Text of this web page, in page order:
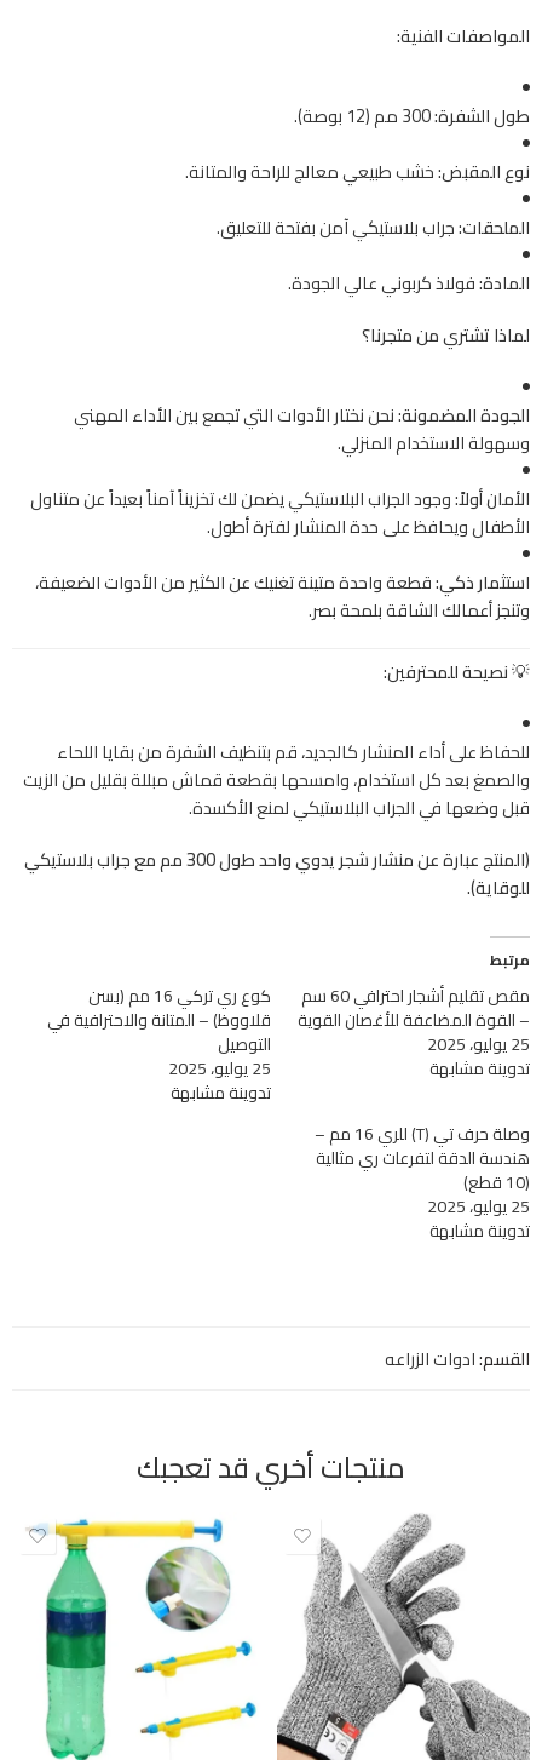
المواصفات الفنية:
طول الشفرة:
نوع المقبض:خشب طبيعي معالج للراحة والمتانة.
الملحقات:جراب بلاستيكي آمن بفتحة للتعليق.
المادة:فولاذ كربوني عالي الجودة.
لماذا تشتري من متجرنا؟
الجودة المضمونة:نحن نختار الأدوات التي تجمع بين الأداء المهني
وسهولة الاستخدام المنزلي.
الأمان أولاً:وجود الجراب البلاستيكي يضمن لك تخزيناً آمناً بعيداً عن متناول
الأطفال ويحافظ على حدة المنشار لفترة أطول.
استثمار ذكي:قطعة واحدة متينة تغنيك عن الكثير من الأدوات الضعيفة،
وتنجز أعمالك الشاقة بلمحة بصر.
💡 نصيحة للمحترفين:
للحفاظ على أداء المنشار كالجديد، قم بتنظيف الشفرة من بقايا اللحاء
والصمغ بعد كل استخدام، وامسحها بقطعة قماش مبللة بقليل من الزيت
قبل وضعها في الجراب البلاستيكي لمنع الأكسدة.
(المنتج عبارة عن منشار شجر يدوي واحد طول 300 مم مع جراب بلاستيكي
للوقاية).
مرتبط
مقص تقليم أشجار احترافي 60 سم
– القوة المضاعفة للأغصان القوية
25 يوليو، 2025
تدوينة مشابهة
كوع ري تركي 16 مم (بسن
قلاووظ) – المتانة والاحترافية في
التوصيل
25 يوليو، 2025
تدوينة مشابهة
وصلة حرف تي (T) للري 16 مم –
هندسة الدقة لتفرعات ري مثالية
(10 قطع)
25 يوليو، 2025
تدوينة مشابهة
القسم:ادوات الزراعه
منتجات أخري قد تعجبك